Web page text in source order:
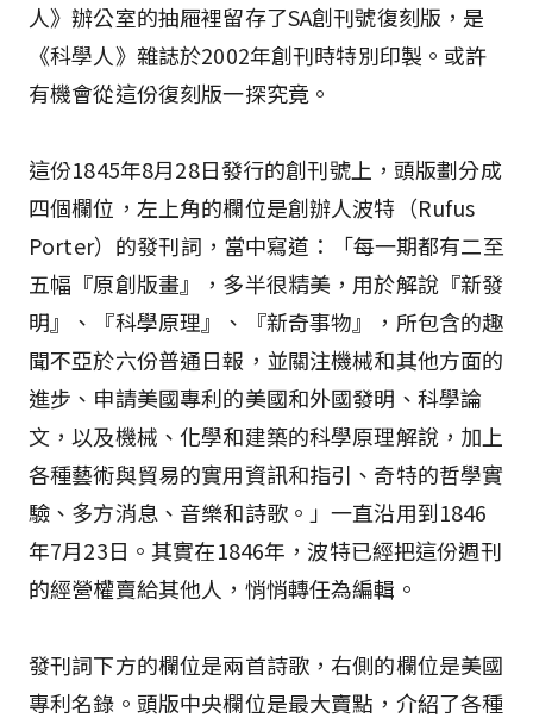
人》辦公室的抽屜裡留存了SA創刊號復刻版，是
《科學人》雜誌於2002年創刊時特別印製。或許
有機會從這份復刻版一探究竟。
這份1845年8月28日發行的創刊號上，頭版劃分成
四個欄位，左上角的欄位是創辦人波特（Rufus
Porter）的發刊詞，當中寫道：「每一期都有二至
五幅『原創版畫』，多半很精美，用於解說『新發
明』、『科學原理』、『新奇事物』，所包含的趣
聞不亞於六份普通日報，並關注機械和其他方面的
進步、申請美國專利的美國和外國發明、科學論
文，以及機械、化學和建築的科學原理解說，加上
各種藝術與貿易的實用資訊和指引、奇特的哲學實
驗、多方消息、音樂和詩歌。」一直沿用到1846
年7月23日。其實在1846年，波特已經把這份週刊
的經營權賣給其他人，悄悄轉任為編輯。
發刊詞下方的欄位是兩首詩歌，右側的欄位是美國
專利名錄。頭版中央欄位是最大賣點，介紹了各種